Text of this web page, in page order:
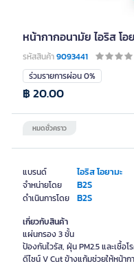
หน้ากากอนามัย ไอริส โ
รหัสสินค้า9093441
แบรนด์ ไอริส โอยามะ
จำหน่ายโดย B2S
ดำเนินการโดย B2S
ร่วมรายการผ่อน 0%
หมดชั่วคราว
฿ 20.00
เกี่ยวกับสินค้า
แผ่นกรอง 3 ชั้น
ป้องกันไวรัส, ฝุ่น PM2.5 และเชื้อโ
ดีไซน์ V Cut ข้างแก้มช่วยให้หน้